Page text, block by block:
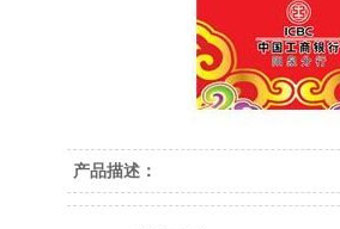
产品描述：